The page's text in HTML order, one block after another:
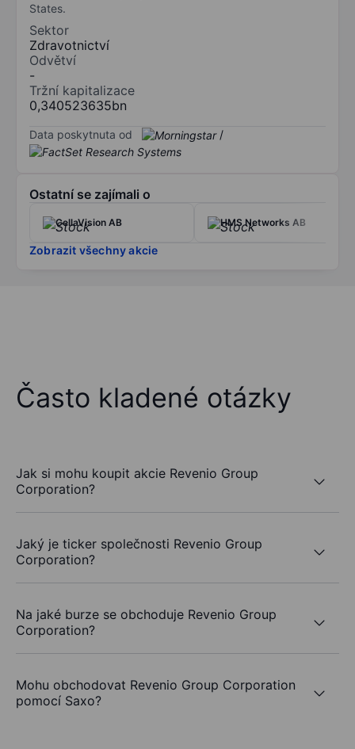
States.
Sektor
Zdravotnictví
Odvětví
-
Tržní kapitalizace
0,340523635bn
Data poskytnuta od /
Ostatní se zajímali o
CellaVision AB HMS Networks AB
Zobrazit všechny akcie
Často kladené otázky
Jak si mohu koupit akcie Revenio Group
Corporation?
Jaký je ticker společnosti Revenio Group
Corporation?
Na jaké burze se obchoduje Revenio Group
Corporation?
Mohu obchodovat Revenio Group Corporation
pomocí Saxo?